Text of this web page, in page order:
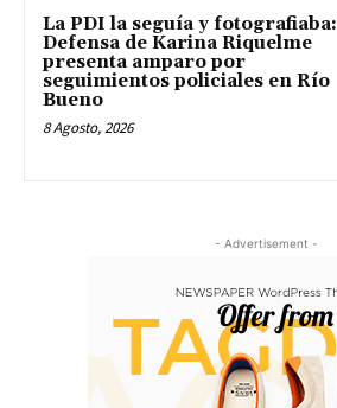
La PDI la seguía y fotografiaba:
Defensa de Karina Riquelme
presenta amparo por
seguimientos policiales en Río
Bueno
8 Agosto, 2026
- Advertisement -